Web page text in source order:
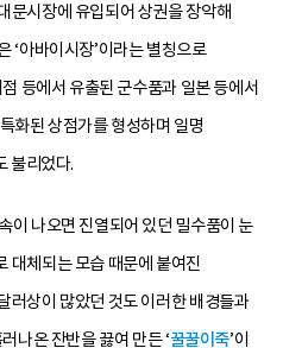
문시장에 유입되어 상권을 장악해
‘아바이시장’이라는 별칭으로
등에서 유출된 군수품과 일본 등에서
화된 상점가를 형성하며 일명
불리었다.
이 나오면 진열되어 있던 밀수품이 눈
대체되는 모습 때문에 붙여진
러상이 많았던 것도 이러한 배경들과
나온 잔반을 끓여 만든 ‘꿀꿀이죽’이